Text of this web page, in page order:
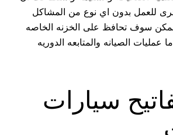
للعمل بدون اي نوع من المشاكل
سوف تحافظ على الخزنه الخاصه
عمليات الصيانه والمتابعه الدوريه
سيارات